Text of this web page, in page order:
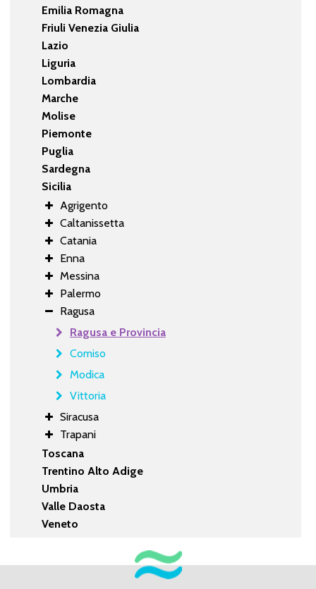
Emilia Romagna
Friuli Venezia Giulia
Lazio
Liguria
Lombardia
Marche
Molise
Piemonte
Puglia
Sardegna
Sicilia
Agrigento
Caltanissetta
Catania
Enna
Messina
Palermo
Ragusa
Ragusa e Provincia
Comiso
Modica
Vittoria
Siracusa
Trapani
Toscana
Trentino Alto Adige
Umbria
Valle Daosta
Veneto